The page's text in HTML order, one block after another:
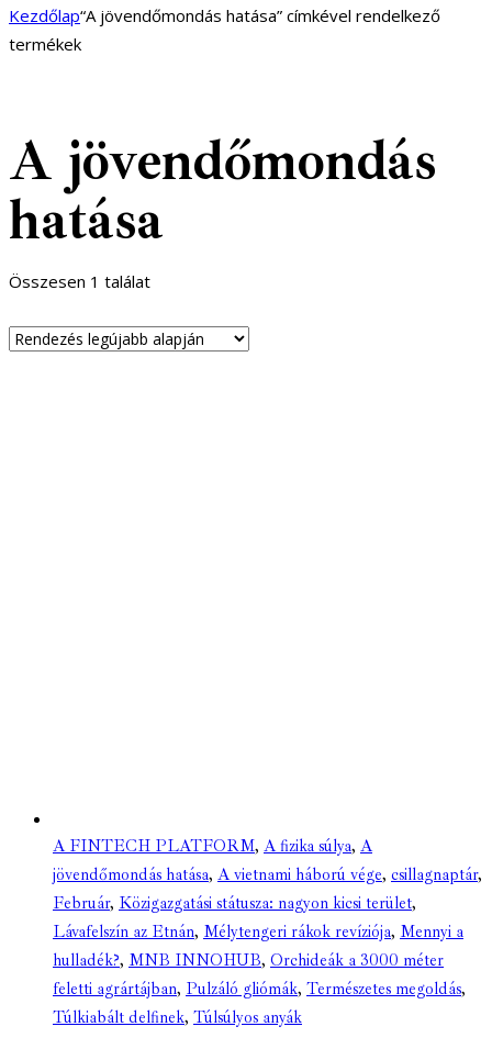
Kezdőlap“A jövendőmondás hatása” címkével rendelkező
termékek
A jövendőmondás
hatása
Összesen 1 találat
A FINTECH PLATFORM, A fizika súlya, A
jövendőmondás hatása, A vietnami háború vége, csillagnaptár,
Február, Közigazgatási státusza: nagyon kicsi terület,
Lávafelszín az Etnán, Mélytengeri rákok revíziója, Mennyi a
hulladék?, MNB INNOHUB, Orchideák a 3000 méter
feletti agrártájban, Pulzáló gliómák, Természetes megoldás,
Túlkiabált delfinek, Túlsúlyos anyák